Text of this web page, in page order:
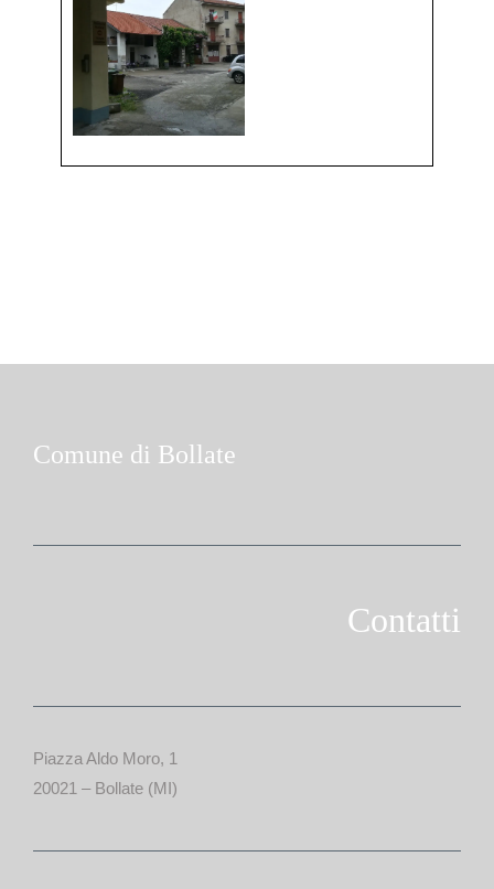
Comune di Bollate
Contatti
Piazza Aldo Moro, 1
20021 – Bollate (MI)